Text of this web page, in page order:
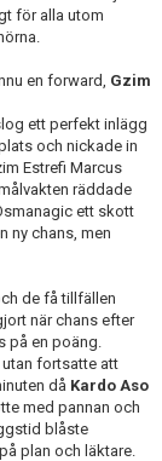
för alla utom
en forward, Gzim
ett perfekt inlägg
och nickade in
Estrefi Marcus
räddade
ett skott
ny chans, men
de få tillfällen
när chans efter
på en poäng.
utan fortsatte att
då Kardo Aso
med pannan och
blåste
plan och läktare.